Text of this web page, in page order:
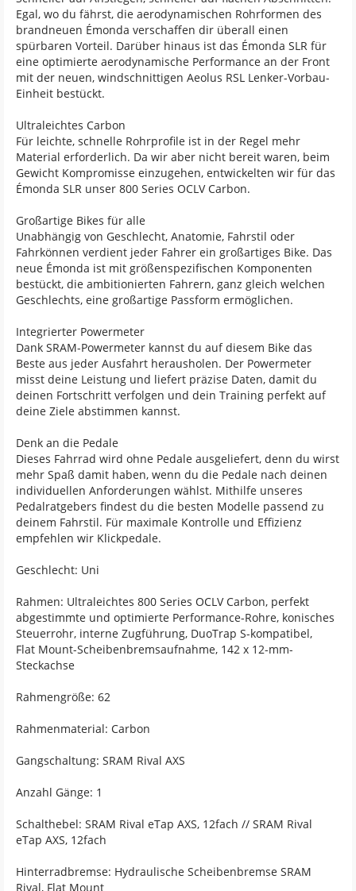
Egal, wo du fährst, die aerodynamischen Rohrformen des
brandneuen Émonda verschaffen dir überall einen
spürbaren Vorteil. Darüber hinaus ist das Émonda SLR für
eine optimierte aerodynamische Performance an der Front
mit der neuen, windschnittigen Aeolus RSL Lenker-Vorbau-
Einheit bestückt.
Ultraleichtes Carbon
Für leichte, schnelle Rohrprofile ist in der Regel mehr
Material erforderlich. Da wir aber nicht bereit waren, beim
Gewicht Kompromisse einzugehen, entwickelten wir für das
Émonda SLR unser 800 Series OCLV Carbon.
Großartige Bikes für alle
Unabhängig von Geschlecht, Anatomie, Fahrstil oder
Fahrkönnen verdient jeder Fahrer ein großartiges Bike. Das
neue Émonda ist mit größenspezifischen Komponenten
bestückt, die ambitionierten Fahrern, ganz gleich welchen
Geschlechts, eine großartige Passform ermöglichen.
Integrierter Powermeter
Dank SRAM-Powermeter kannst du auf diesem Bike das
Beste aus jeder Ausfahrt herausholen. Der Powermeter
misst deine Leistung und liefert präzise Daten, damit du
deinen Fortschritt verfolgen und dein Training perfekt auf
deine Ziele abstimmen kannst.
Denk an die Pedale
Dieses Fahrrad wird ohne Pedale ausgeliefert, denn du wirst
mehr Spaß damit haben, wenn du die Pedale nach deinen
individuellen Anforderungen wählst. Mithilfe unseres
Pedalratgebers findest du die besten Modelle passend zu
deinem Fahrstil. Für maximale Kontrolle und Effizienz
empfehlen wir Klickpedale.
Geschlecht: Uni
Rahmen: Ultraleichtes 800 Series OCLV Carbon, perfekt
abgestimmte und optimierte Performance-Rohre, konisches
Steuerrohr, interne Zugführung, DuoTrap S-kompatibel,
Flat Mount-Scheibenbremsaufnahme, 142 x 12-mm-
Steckachse
Rahmengröße: 62
Rahmenmaterial: Carbon
Gangschaltung: SRAM Rival AXS
Anzahl Gänge: 1
Schalthebel: SRAM Rival eTap AXS, 12fach // SRAM Rival
eTap AXS, 12fach
Hinterradbremse: Hydraulische Scheibenbremse SRAM
Rival, Flat Mount